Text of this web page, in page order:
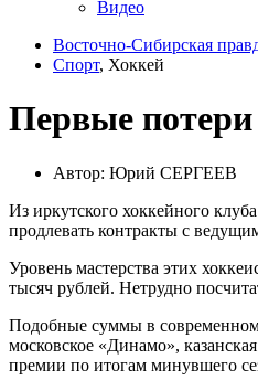
Видео
Восточно-Сибирская
Спорт, Хоккей
Первые
Автор: Юрий СЕРГЕЕВ
Из иркутского хоккейного
продлевать контракты с
Уровень мастерства этих
тысяч рублей. Нетрудно
Подобные суммы в современном
московское «Динамо»,
премии по итогам минувшего